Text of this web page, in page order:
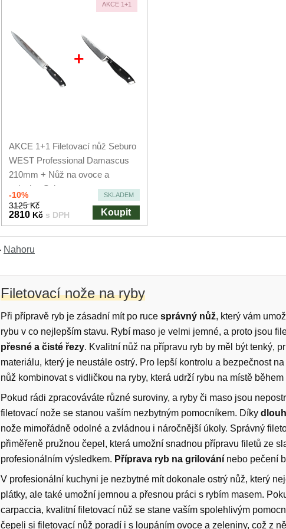
AKCE 1+1
+
AKCE 1+1 Filetovací nůž Seburo
WEST Professional Damascus
210mm + Nůž na ovoce a
zeleninu Seburo...
-10% SKLADEM
3125 Kč
2810 Kč s DPH Koupit
Nahoru
Filetovací nože na ryby
Při přípravě ryb je zásadní mít po ruce správný nůž, který vám
rybu v co nejlepším stavu. Rybí maso je velmi jemné, a proto jsou
přesné a čisté řezy. Kvalitní nůž na přípravu ryb by měl být tenký,
materiálu, který je neustále ostrý. Pro lepší kontrolu a bezpečnost
nůž kombinovat s vidličkou na ryby, která udrží rybu na místě během
Pokud rádi zpracováváte různé suroviny, a ryby či maso jsou
filetovací nože se stanou vaším nezbytným pomocníkem. Díky
nože mimořádně odolné a zvládnou i náročnější úkoly. Správný
přiměřeně pružnou čepel, která umožní snadnou přípravu filetů ze
profesionálním výsledkem. Příprava ryb na grilování nebo pečení
V profesionální kuchyni je nezbytné mít dokonale ostrý nůž, který
plátky, ale také umožní jemnou a přesnou práci s rybím masem.
carpaccia, kvalitní filetovací nůž se stane vaším spolehlivým
čepeli si filetovací nůž poradí i s loupáním ovoce a zeleniny, což z